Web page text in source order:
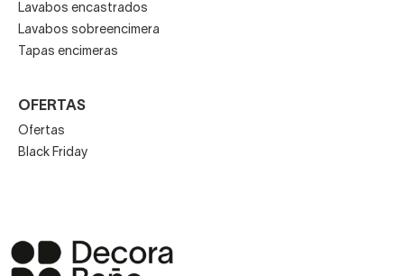
Lavabos encastrados
Lavabos sobreencimera
Tapas encimeras
OFERTAS
Ofertas
Black Friday